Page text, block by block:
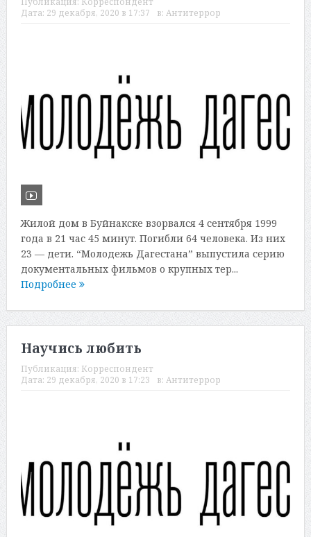
Дата: 29 декабря, 2020 в 17:37 в: Антитеррор
Жилой дом в Буйнакске взорвался 4 сентября 1999
года в 21 час 45 минут. Погибли 64 человека. Из них
23 — дети. “Молодежь Дагестана” выпустила серию
документальных фильмов о крупных тер...
Подробнее
Научись любить
Публикация: Корреспондент
Дата: 29 декабря, 2020 в 17:23 в: Антитеррор